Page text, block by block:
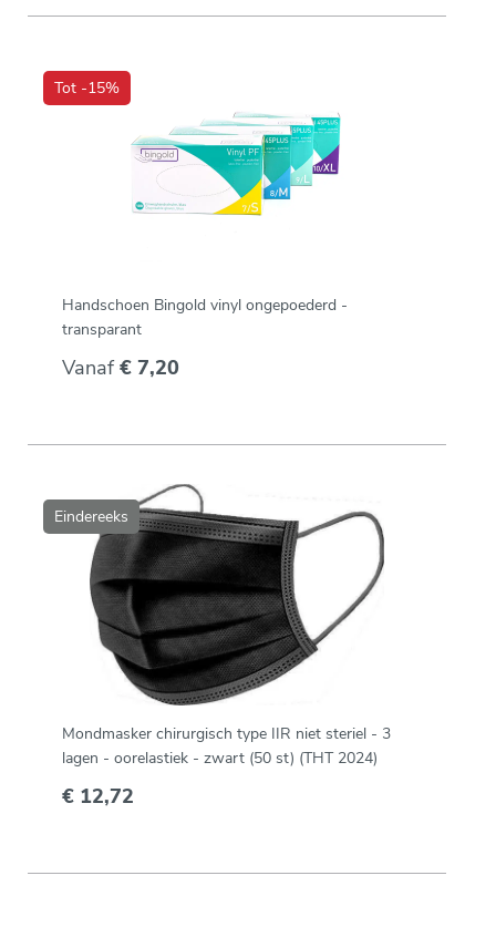
Tot -15%
Handschoen Bingold vinyl ongepoederd -
transparant
Vanaf€ 7,20
Eindereeks
Mondmasker chirurgisch type IIR niet steriel - 3
lagen - oorelastiek - zwart (50 st) (THT 2024)
€ 12,72